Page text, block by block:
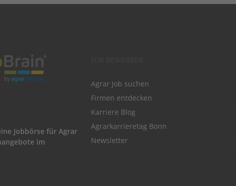
Jobbörse für Agrar
im
Agrar Job suchen
Firmen entdecken
Karriere Blog
Agrarkarrieretag Bonn
Newsletter